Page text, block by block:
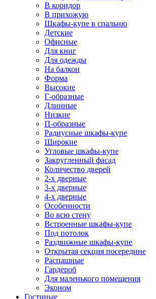
В коридор
В прихожую
Шкафы-купе в спальню
Детские
Офисные
Для книг
Для одежды
На балкон
Форма
Высокие
Г-образные
Длинные
Низкие
П-образные
Радиусные шкафы-купе
Широкие
Угловые шкафы-купе
Закругленный фасад
Количество дверей
2-х дверные
3-х дверные
4-х дверные
Особенности
Во всю стену
Встроенные шкафы-купе
Под потолок
Раздвижные шкафы-купе
Открытая секция посередине
Распашные
Гардероб
Для маленького помещения
Эконом
Гостиные